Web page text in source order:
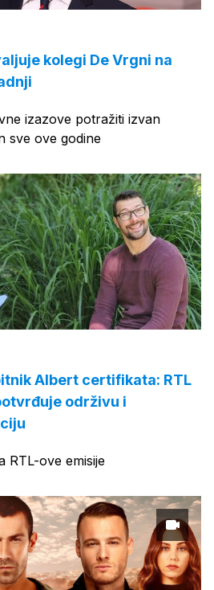
kolegi De Vrgni na
izazove potražiti izvan
sve ove godine
Albert certifikata: RTL
održivu i
RTL-ove emisije